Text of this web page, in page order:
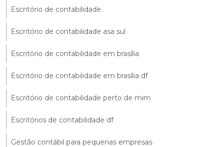
Escritório de contabilidade
Escritório de contabilidade asa sul
Escritório de contabilidade em brasília
Escritório de contabilidade em brasília df
Escritório de contabilidade perto de mim
Escritórios de contabilidade df
Gestão contábil para pequenas empresas